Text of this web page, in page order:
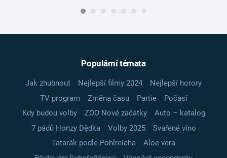
Populární témata
Jak zhubnout Nejlepší filmy 2024
Nejlepší horory
TV program
Změna času Partie
Počasí
Kdy budou volby
ZOO Nové začátky
Auto – katalog
7 pádů Honzy Dědka
Volby 2025
Svařené víno
Tatarák podle Pohlreicha
Aloe vera